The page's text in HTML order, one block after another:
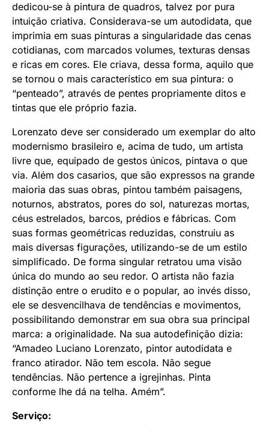
dedicou-se à pintura de quadros, talvez por pura
intuição criativa. Considerava-se um autodidata, que
imprimia em suas pinturas a singularidade das cenas
cotidianas, com marcados volumes, texturas densas
e ricas em cores. Ele criava, dessa forma, aquilo que
se tornou o mais característico em sua pintura: o
“penteado”, através de pentes propriamente ditos e
tintas que ele próprio fazia.
Lorenzato deve ser considerado um exemplar do alto
modernismo brasileiro e, acima de tudo, um artista
livre que, equipado de gestos únicos, pintava o que
via. Além dos casarios, que são expressos na grande
maioria das suas obras, pintou também paisagens,
noturnos, abstratos, pores do sol, naturezas mortas,
céus estrelados, barcos, prédios e fábricas. Com
suas formas geométricas reduzidas, construiu as
mais diversas figurações, utilizando-se de um estilo
simplificado. De forma singular retratou uma visão
única do mundo ao seu redor. O artista não fazia
distinção entre o erudito e o popular, ao invés disso,
ele se desvencilhava de tendências e movimentos,
possibilitando demonstrar em sua obra sua principal
marca: a originalidade. Na sua autodefinição dizia:
“Amadeo Luciano Lorenzato, pintor autodidata e
franco atirador. Não tem escola. Não segue
tendências. Não pertence a igrejinhas. Pinta
conforme lhe dá na telha. Amém”.
Serviço: